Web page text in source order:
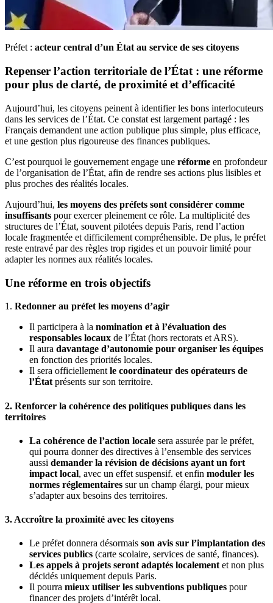
Préfet : acteur central d’un État au service de ses citoyens
Repenser l’action territoriale de l’État : une réforme
pour plus de clarté, de proximité et d’efficacité
Aujourd’hui, les citoyens peinent à identifier les bons interlocuteurs
dans les services de l’État. Ce constat est largement partagé : les
Français demandent une action publique plus simple, plus efficace,
et une gestion plus rigoureuse des finances publiques.
C’est pourquoi le gouvernement engage une réforme en profondeur
de l’organisation de l’État, afin de rendre ses actions plus lisibles et
plus proches des réalités locales.
Aujourd’hui, les moyens des préfets sont considérer comme
insuffisants pour exercer pleinement ce rôle. La multiplicité des
structures de l’État, souvent pilotées depuis Paris, rend l’action
locale fragmentée et difficilement compréhensible. De plus, le préfet
reste entravé par des règles trop rigides et un pouvoir limité pour
adapter les normes aux réalités locales.
Une réforme en trois objectifs
1. Redonner au préfet les moyens d’agir
Il participera à la nomination et à l’évaluation des
responsables locaux de l’État (hors rectorats et ARS).
Il aura davantage d’autonomie pour organiser les équipes
en fonction des priorités locales.
Il sera officiellement le coordinateur des opérateurs de
l’État présents sur son territoire.
2. Renforcer la cohérence des politiques publiques dans les
territoires
La cohérence de l’action locale sera assurée par le préfet,
qui pourra donner des directives à l’ensemble des services
aussi demander la révision de décisions ayant un fort
impact local, avec un effet suspensif. et enfin moduler les
normes réglementaires sur un champ élargi, pour mieux
s’adapter aux besoins des territoires.
3. Accroître la proximité avec les citoyens
Le préfet donnera désormais son avis sur l’implantation des
services publics (carte scolaire, services de santé, finances).
Les appels à projets seront adaptés localementet non plus
décidés uniquement depuis Paris.
Il pourra mieux utiliser les subventions publiques pour
financer des projets d’intérêt local.